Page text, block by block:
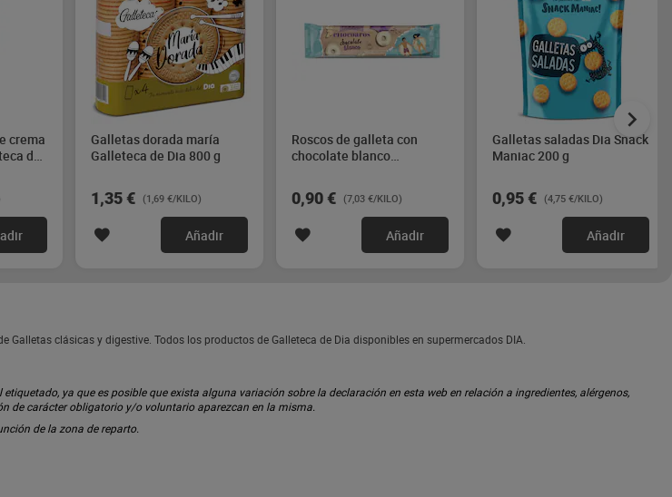
crema
de
Galletas dorada maría
Galleteca de Dia 800 g
1,35 € (1,69 €/KILO)
Añadir
Roscos de galleta con
chocolate blanco
Dia 128 g
0,90 € (7,03 €/KILO)
Añadir
Galletas saladas Dia Snack
Maniac 200 g
0,95 € (4,75 €/KILO)
Añadir
clásicas y digestive. Todos los productos de Galleteca de Dia disponibles en supermercados DIA.
ya que es posible que exista alguna variación sobre la declaración en esta web en relación a ingredientes, alérgenos,
de carácter obligatorio y/o voluntario aparezcan en la misma.
de la zona de reparto.